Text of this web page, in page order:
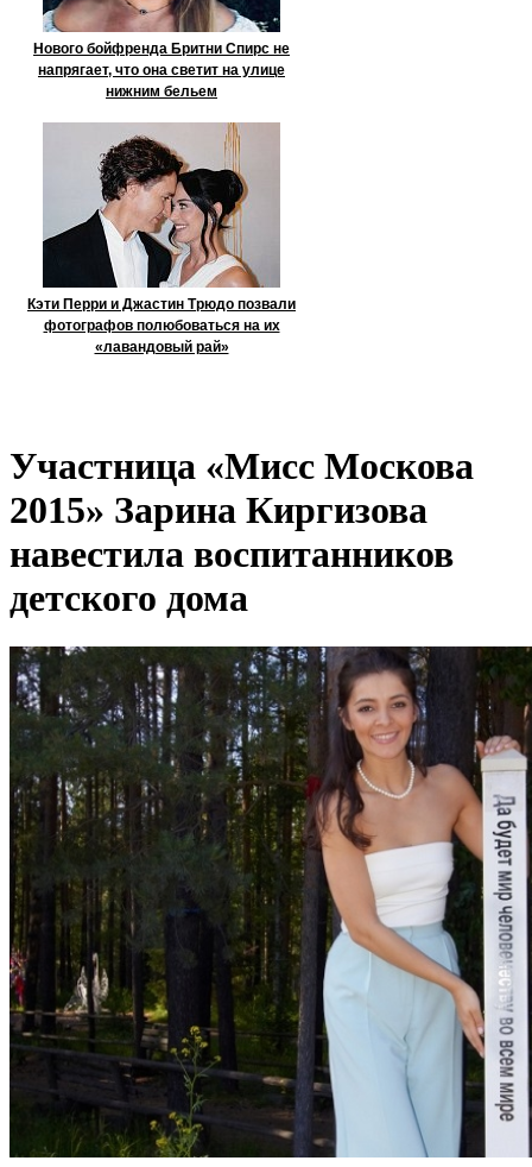
Нового бойфренда Бритни Спирс не
напрягает, что она светит на улице
нижним бельем
Кэти Перри и Джастин Трюдо позвали
фотографов полюбоваться на их
«лавандовый рай»
Участница «Мисс Москова
2015» Зарина Киргизова
навестила воспитанников
детского дома